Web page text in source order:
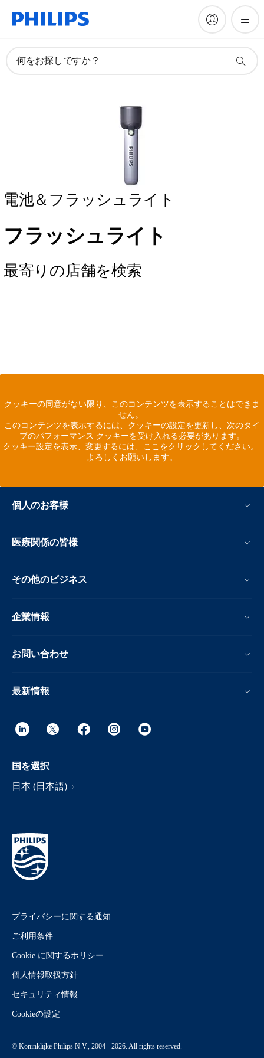
何をお探しですか？
電池＆フラッシュライト
フラッシュライト
最寄りの店舗を検索
クッキーの同意がない限り、このコンテンツを表示することはできま
せん。
このコンテンツを表示するには、クッキーの設定を更新し、次のタイ
プのパフォーマンス クッキーを受け入れる必要があります。
クッキー設定を表示、変更するには、ここをクリックしてください。
よろしくお願いします。
個人のお客様
医療関係の皆様
その他のビジネス
企業情報
お問い合わせ
最新情報
国を選択
日本 (日本語)
プライバシーに関する通知
ご利用条件
Cookie に関するポリシー
個人情報取扱方針
セキュリティ情報
Cookieの設定
© Koninklijke Philips N.V., 2004 - 2026. All rights reserved.